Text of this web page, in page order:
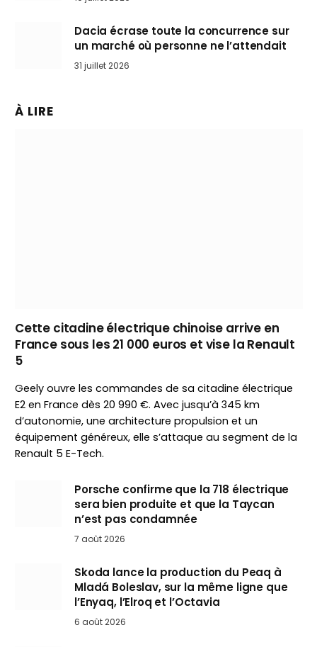
Dacia écrase toute la concurrence sur
un marché où personne ne l’attendait
31 juillet 2026
À LIRE
Cette citadine électrique chinoise arrive en
France sous les 21 000 euros et vise la Renault
5
Geely ouvre les commandes de sa citadine électrique
E2 en France dès 20 990 €. Avec jusqu’à 345 km
d’autonomie, une architecture propulsion et un
équipement généreux, elle s’attaque au segment de la
Renault 5 E-Tech.
Porsche confirme que la 718 électrique
sera bien produite et que la Taycan
n’est pas condamnée
7 août 2026
Skoda lance la production du Peaq à
Mladá Boleslav, sur la même ligne que
l’Enyaq, l’Elroq et l’Octavia
6 août 2026